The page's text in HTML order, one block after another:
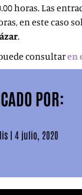
horas. Las
en este
.
consultaren
POR:
| 4 julio, 2020